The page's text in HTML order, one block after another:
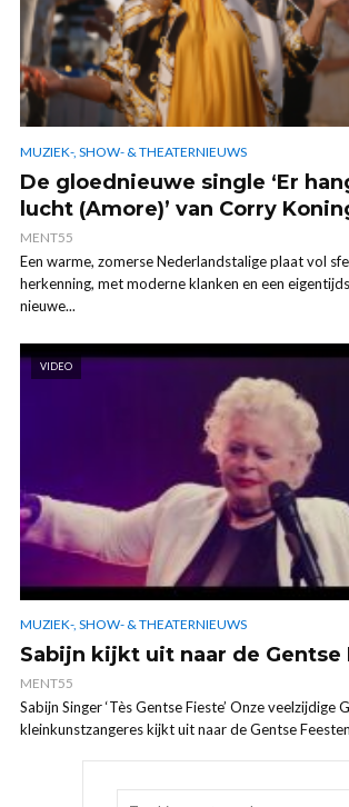
MUZIEK-, SHOW- & THEATERNIEUWS
De gloednieuwe single ‘Er
lucht (Amore)’ van Corry
MENT55
Een warme, zomerse Nederlandstalige plaat vol
herkenning, met moderne klanken en een
nieuwe...
VIDEO
MUZIEK-, SHOW- & THEATERNIEUWS
Sabijn kijkt uit naar de Gentse
MENT55
Sabijn Singer ‘Tès Gentse Fieste’ Onze veelzijdige
kleinkunstzangeres kijkt uit naar de Gentse